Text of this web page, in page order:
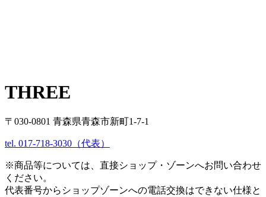
THREE
〒030-0801 青森県青森市新町1-7-1
tel. 017-718-3030（代表）
※商品等については、直接ショップ・ゾーンへお問い合わせ
ください。
代表番号からショップゾーンへの電話交換はできない仕様と